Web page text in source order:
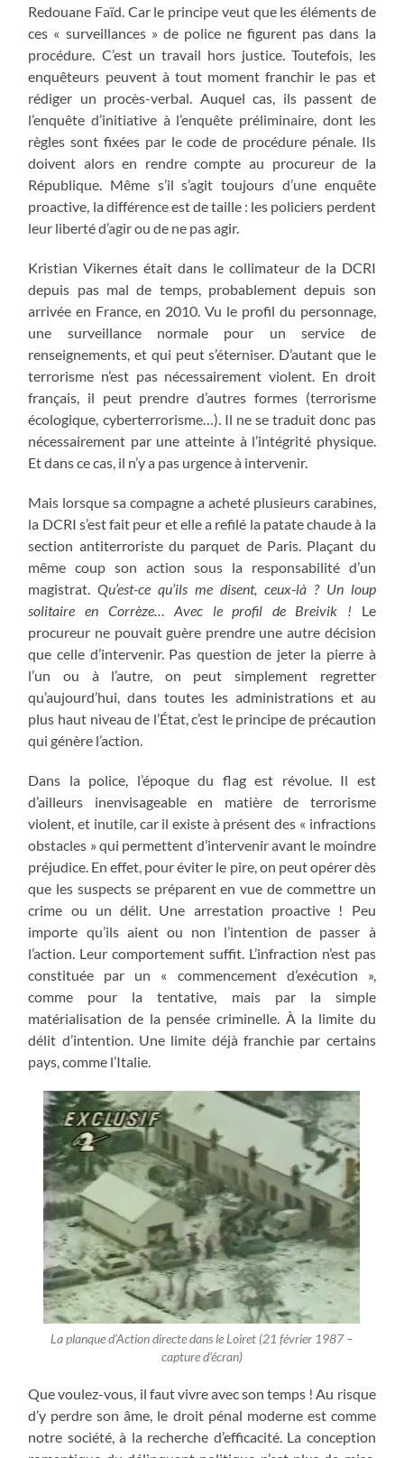
Redouane Faïd. Car le principe veut que les éléments de
ces « surveillances » de police ne figurent pas dans la
procédure. C’est un travail hors justice. Toutefois, les
enquêteurs peuvent à tout moment franchir le pas et
rédiger un procès-verbal. Auquel cas, ils passent de
l’enquête d’initiative à l’enquête préliminaire, dont les
règles sont fixées par le code de procédure pénale. Ils
doivent alors en rendre compte au procureur de la
République. Même s’il s’agit toujours d’une enquête
proactive, la différence est de taille : les policiers perdent
leur liberté d’agir ou de ne pas agir.
Kristian Vikernes était dans le collimateur de la DCRI
depuis pas mal de temps, probablement depuis son
arrivée en France, en 2010. Vu le profil du personnage,
une surveillance normale pour un service de
renseignements, et qui peut s’éterniser. D’autant que le
terrorisme n’est pas nécessairement violent. En droit
français, il peut prendre d’autres formes (terrorisme
écologique, cyberterrorisme…). Il ne se traduit donc pas
nécessairement par une atteinte à l’intégrité physique.
Et dans ce cas, il n’y a pas urgence à intervenir.
Mais lorsque sa compagne a acheté plusieurs carabines,
la DCRI s’est fait peur et elle a refilé la patate chaude à la
section antiterroriste du parquet de Paris. Plaçant du
même coup son action sous la responsabilité d’un
magistrat.Qu’est-ce qu’ils me disent, ceux-là ? Un loup
solitaire en Corrèze… Avec le profil de Breivik ! Le
procureur ne pouvait guère prendre une autre décision
que celle d’intervenir. Pas question de jeter la pierre à
l’un ou à l’autre, on peut simplement regretter
qu’aujourd’hui, dans toutes les administrations et au
plus haut niveau de l’État, c’est le principe de précaution
qui génère l’action.
Dans la police, l’époque du flag est révolue. Il est
d’ailleurs inenvisageable en matière de terrorisme
violent, et inutile, car il existe à présent des « infractions
obstacles » qui permettent d’intervenir avant le moindre
préjudice. En effet, pour éviter le pire, on peut opérer dès
que les suspects se préparent en vue de commettre un
crime ou un délit. Une arrestation proactive ! Peu
importe qu’ils aient ou non l’intention de passer à
l’action. Leur comportement suffit. L’infraction n’est pas
constituée par un « commencement d’exécution »,
comme pour la tentative, mais par la simple
matérialisation de la pensée criminelle. À la limite du
délit d’intention. Une limite déjà franchie par certains
pays, comme l’Italie.
La planque d’Action directe dans le Loiret (21 février 1987 –
capture d’écran)
Que voulez-vous, il faut vivre avec son temps ! Au risque
d’y perdre son âme, le droit pénal moderne est comme
notre société, à la recherche d’efficacité. La conception